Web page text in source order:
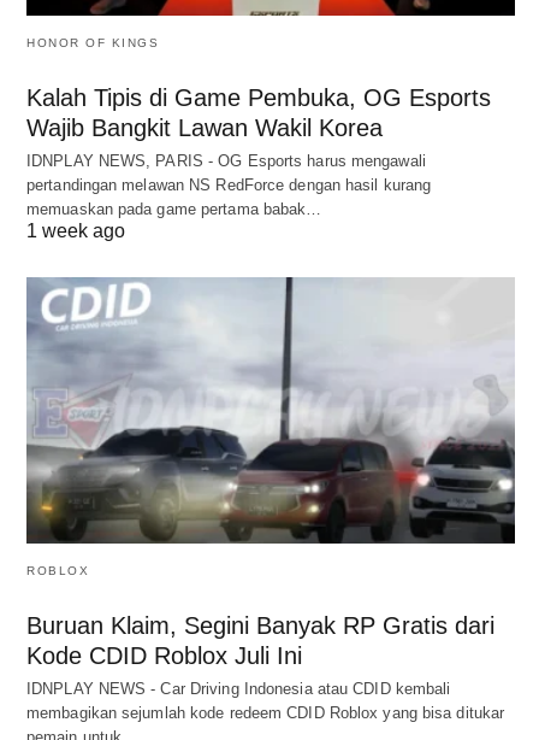
HONOR OF KINGS
Kalah Tipis di Game Pembuka, OG Esports
Wajib Bangkit Lawan Wakil Korea
IDNPLAY NEWS, PARIS - OG Esports harus mengawali
pertandingan melawan NS RedForce dengan hasil kurang
memuaskan pada game pertama babak…
1 week ago
ROBLOX
Buruan Klaim, Segini Banyak RP Gratis dari
Kode CDID Roblox Juli Ini
IDNPLAY NEWS - Car Driving Indonesia atau CDID kembali
membagikan sejumlah kode redeem CDID Roblox yang bisa ditukar